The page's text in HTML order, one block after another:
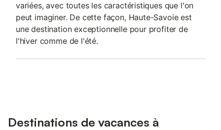
variées, avec toutes les caractéristiques que l'on
peut imaginer. De cette façon, Haute-Savoie est
une destination exceptionnelle pour profiter de
l'hiver comme de l'été.
Destinations de vacances à